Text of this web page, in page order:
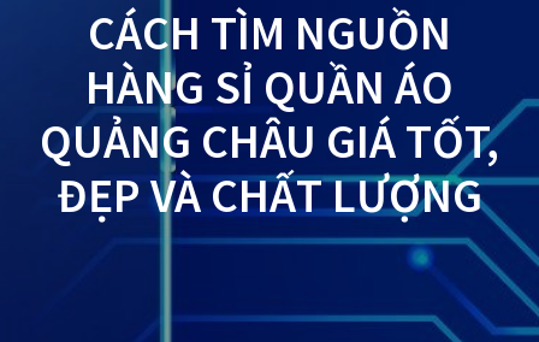
CÁCH TÌM NGUỒN
HÀNG SỈ QUẦN ÁO
QUẢNG CHÂU GIÁ TỐT,
ĐẸP VÀ CHẤT LƯỢNG